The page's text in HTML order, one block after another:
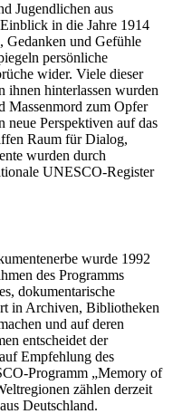
Jugendlichen aus
in die Jahre 1914
Gedanken und Gefühle
persönliche
wider. Viele dieser
ihnen hinterlassen wurden
Massenmord zum Opfer
Perspektiven auf das
Raum für Dialog,
wurden durch
UNESCO-Register
wurde 1992
des Programms
dokumentarische
in Archiven, Bibliotheken
und auf deren
entscheidet der
Empfehlung des
Programm „Memory of
zählen derzeit
Deutschland.